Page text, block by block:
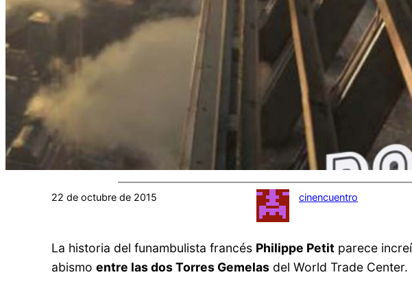
22 de octubre de 2015 cinencuentro
La historia del funambulista francés Philippe Petit parece
abismoentre las dos Torres Gemelas del World Trade Center.